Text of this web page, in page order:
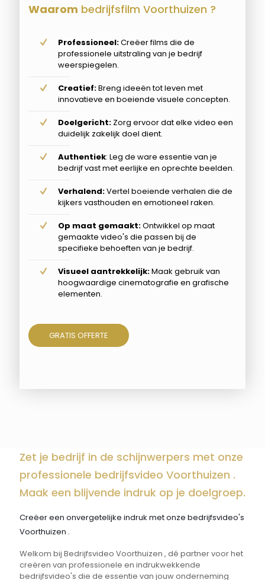
Waarom bedrijfsfilm Voorthuizen ?
Professioneel:Creëer films die de
professionele uitstraling van je bedrijf
weerspiegelen.
Creatief:Breng ideeën tot leven met
innovatieve en boeiende visuele concepten.
Doelgericht: Zorg ervoor dat elke video een
duidelijk zakelijk doel dient.
Authentiek: Leg de ware essentie van je
bedrijf vast met eerlijke en oprechte beelden.
Verhalend:Vertel boeiende verhalen die de
kijkers vasthouden en emotioneel raken.
Op maat gemaakt:Ontwikkel op maat
gemaakte video's die passen bij de
specifieke behoeften van je bedrijf.
Visueel aantrekkelijk:Maak gebruik van
hoogwaardige cinematografie en grafische
elementen.
GRATIS OFFERTE
Zet je bedrijf in de schijnwerpers met onze
professionele bedrijfsvideo Voorthuizen .
Maak een blijvende indruk op je doelgroep.
Creëer een onvergetelijke indruk met onze bedrijfsvideo's
Voorthuizen .
Welkom bij Bedrijfsvideo Voorthuizen , dé partner voor het
creëren van professionele en indrukwekkende
bedrijfsvideo's die de essentie van jouw onderneming